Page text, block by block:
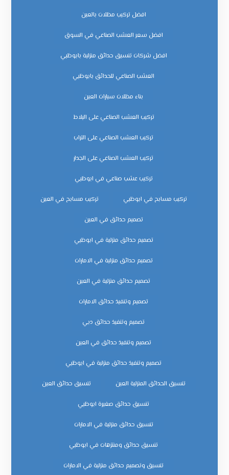
افضل تركيب مظلات بالعين
افضل سعر العشب الصناعي في السوق
افضل شركات تنسيق حدائق منزلية بابوظبي
العشب الصناعي للحدائق بابوظبي
بناء مظلات سيارات العين
تركيب العشب الصناعي على البلاط
تركيب العشب الصناعي على التراب
تركيب العشب الصناعي على الجدار
تركيب عشب صناعي في ابوظبي
تركيب مسابح في ابوظبي تركيب مسابح في العين
تصميم حدائق في العين
تصميم حدائق منزلية في ابوظبي
تصميم حدائق منزلية في الامارات
تصميم حدائق منزلية في العين
تصميم وتنفيذ حدائق الامارات
تصميم وتنفيذ حدائق دبي
تصميم وتنفيذ حدائق في العين
تصميم وتنفيذ حدائق منزلية في ابوظبي
تنسيق الحدائق المنزلية العين تنسيق حدائق العين
تنسيق حدائق صغيرة ابوظبي
تنسيق حدائق منزلية في الامارات
تنسيق حدائق ومنتزهات في ابوظبي
تنسيق وتصميم حدائق منزلية في الامارات